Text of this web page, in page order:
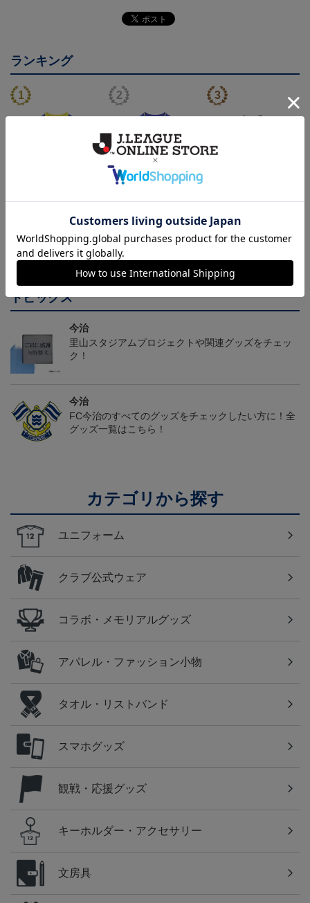
ランキング
17,600円～21,901円
会員特典
ユニフォーム(FP1st)
26,100円～30,400円
会員特典
26SP）
5,500円
会員特典
トピックス
今治
里山スタジアムプロジェクトや関連グッズをチェッ
ク！
今治
FC今治のすべてのグッズをチェックしたい方に！全
グッズ一覧はこちら！
カテゴリから探す
ユニフォーム
クラブ公式ウェア
コラボ・メモリアルグッズ
アパレル・ファッション小物
タオル・リストバンド
スマホグッズ
観戦・応援グッズ
キーホルダー・アクセサリー
文房具